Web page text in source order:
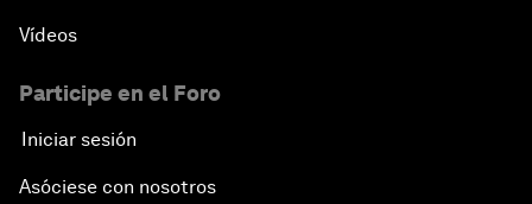
Vídeos
Participe en el Foro
Iniciar sesión
Asóciese con nosotros